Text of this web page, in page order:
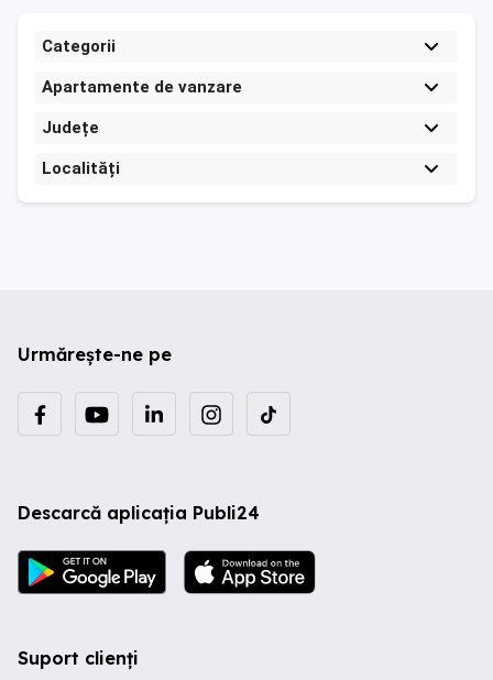
Categorii
Apartamente de vanzare
Județe
Localități
Urmărește-ne pe
Descarcă aplicația Publi24
Suport clienți